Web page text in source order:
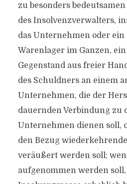
zu besonders
des Insolvenzverwalters,
das Unternehmen oder ein
Warenlager im Ganzen,
Gegenstand aus freier
des Schuldners an einem
Unternehmen, die der
dauernden Verbindung zu
Unternehmen dienen soll,
den Bezug
veräußert werden soll;
aufgenommen werden soll,